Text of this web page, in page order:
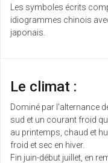
Les symboles écrits
idiogrammes chinois
japonais.
Le climat :
Dominé par l'alternance
sud et un courant froid
au printemps, chaud et
froid et sec en hiver.
Fin juin-début juillet, en